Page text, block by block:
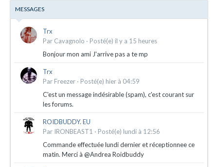
MESSAGES
Trx
Par Cavagnolo · Posté(e) il y a 15 heures
Bonjour mon ami J'arrive pas a te mp
Trx
Par Freezer · Posté(e) hier à 04:59
C'est un message indésirable (spam), c'est courant sur
les forums.
ROIDBUDDY. EU
Par IRONBEAST1 · Posté(e) lundi à 12:56
Commande effectuée lundi dernier et réceptionnee ce
matin. Merci à @Andrea Roidbuddy